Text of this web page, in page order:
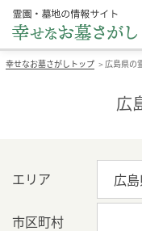
幸せなお墓さがしトップ ＞ 広島県の
広
エリア
市区町村